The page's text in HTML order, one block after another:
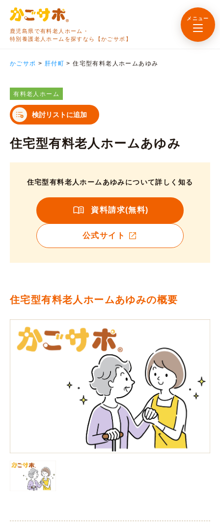
鹿児島県で有料老人ホーム・
特別養護老人ホームを探すなら【かごサポ】
メニュー
かごサポ > 肝付町 >住宅型有料老人ホームあゆみ
有料老人ホーム
検討リストに追加
住宅型有料老人ホームあゆみ
住宅型有料老人ホームあゆみについて詳しく知る
資料請求(無料)
公式サイト
住宅型有料老人ホームあゆみの概要